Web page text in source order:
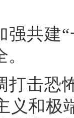
强共建
打击恐
义和极